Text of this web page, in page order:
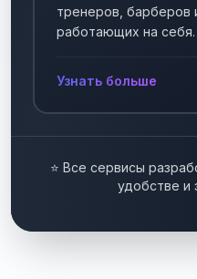
тренеров, барберов
работающих на себя.
Узнать больше
⭐ Все сервисы
удобстве и